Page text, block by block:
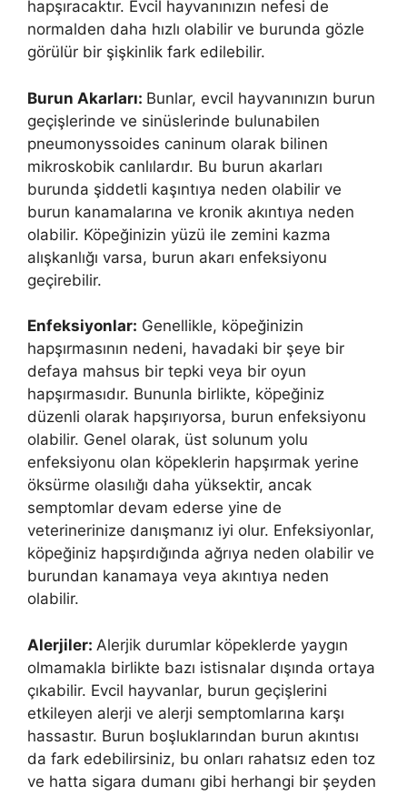
hapşıracaktır. Evcil hayvanınızın nefesi de
normalden daha hızlı olabilir ve burunda gözle
görülür bir şişkinlik fark edilebilir.
Burun Akarları: Bunlar, evcil hayvanınızın burun
geçişlerinde ve sinüslerinde bulunabilen
pneumonyssoides caninum olarak bilinen
mikroskobik canlılardır. Bu burun akarları
burunda şiddetli kaşıntıya neden olabilir ve
burun kanamalarına ve kronik akıntıya neden
olabilir. Köpeğinizin yüzü ile zemini kazma
alışkanlığı varsa, burun akarı enfeksiyonu
geçirebilir.
Enfeksiyonlar: Genellikle, köpeğinizin
hapşırmasının nedeni, havadaki bir şeye bir
defaya mahsus bir tepki veya bir oyun
hapşırmasıdır. Bununla birlikte, köpeğiniz
düzenli olarak hapşırıyorsa, burun enfeksiyonu
olabilir. Genel olarak, üst solunum yolu
enfeksiyonu olan köpeklerin hapşırmak yerine
öksürme olasılığı daha yüksektir, ancak
semptomlar devam ederse yine de
veterinerinize danışmanız iyi olur. Enfeksiyonlar,
köpeğiniz hapşırdığında ağrıya neden olabilir ve
burundan kanamaya veya akıntıya neden
olabilir.
Alerjiler: Alerjik durumlar köpeklerde yaygın
olmamakla birlikte bazı istisnalar dışında ortaya
çıkabilir. Evcil hayvanlar, burun geçişlerini
etkileyen alerji ve alerji semptomlarına karşı
hassastır. Burun boşluklarından burun akıntısı
da fark edebilirsiniz, bu onları rahatsız eden toz
ve hatta sigara dumanı gibi herhangi bir şeyden